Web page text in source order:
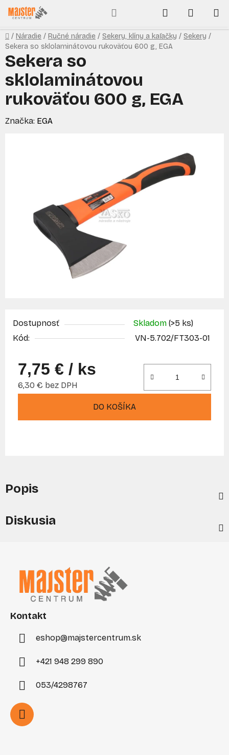
Prejsť
na
obsah
Hľadať
KOŠÍK
Domov
/ Náradie / Ručné náradie / Sekery, klíny a kaľačky / Sekery /
Sekera so sklolaminátovou rukoväťou 600 g, EGA
Dostupnosť Skladom (>5 ks)
Kód:
VN-5.702/FT303-01
7,75 € / ks
6,30 € bez DPH
DO KOŠÍKA
Sekera so
sklolaminátovou
rukoväťou 600 g, EGA
Značka: EGA
Popis
Diskusia
Kontakt
eshop@majstercentrum.sk
+421 948 299 890
053/4298767